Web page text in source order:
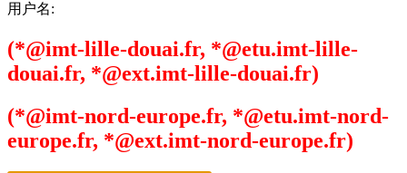
用户名:
(*@imt-lille-douai.fr, *@etu.imt-lille-
douai.fr, *@ext.imt-lille-douai.fr)
(*@imt-nord-europe.fr, *@etu.imt-nord-
europe.fr, *@ext.imt-nord-europe.fr)